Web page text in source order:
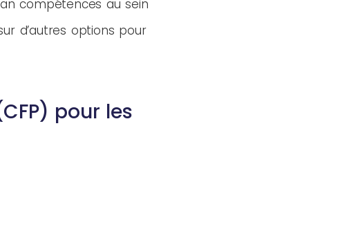
compétences au sein
d’autres options pour
pour les